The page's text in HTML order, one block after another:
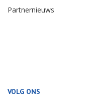
Partnernieuws
VOLG ONS